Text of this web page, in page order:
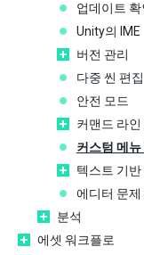
업데이트 확
Unity의 IME
버전 관리
다중 씬 편집
안전 모드
커맨드 라인
커스텀 메뉴
텍스트 기반
에디터 문제
분석
에셋 워크플로